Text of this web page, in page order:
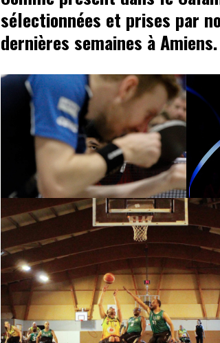
Accueil
Gazette
Sports
Actus
projet
Gazette
Sports
Éducation
aux
sélectionnées et prises par
dernières semaines à Amiens.